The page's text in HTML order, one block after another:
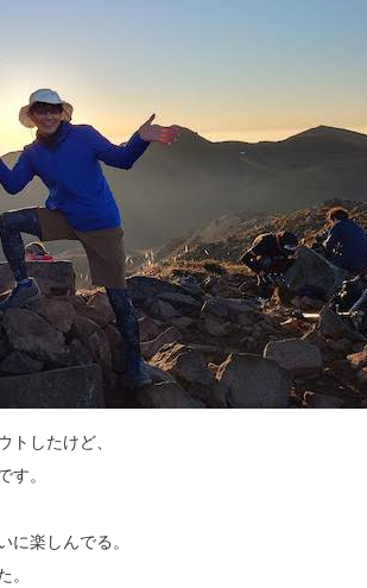
トしたけど、
す。
に楽しんでる。
。